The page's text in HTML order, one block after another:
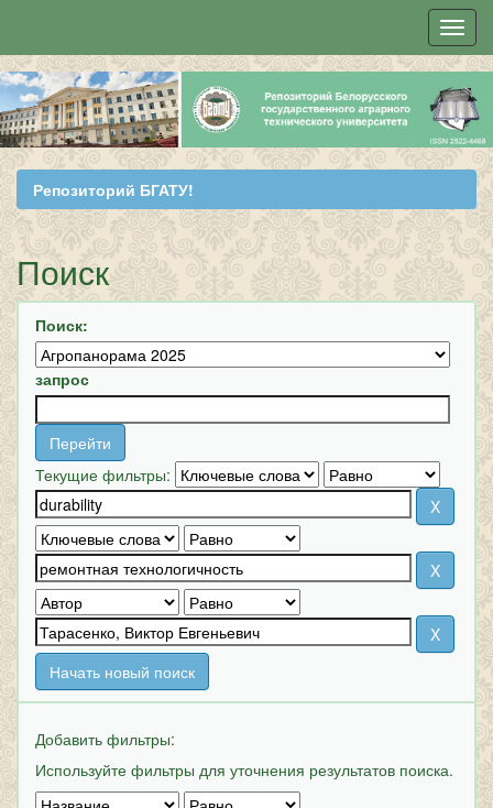
Skip
navigation
Репозиторий БГАТУ!
Поиск
Поиск:
запрос
Текущие фильтры:
Начать новый поиск
Добавить фильтры:
Используйте фильтры для уточнения результатов поиска.